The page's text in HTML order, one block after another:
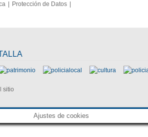
Protección de Datos
sitio
Ajustes de cookies